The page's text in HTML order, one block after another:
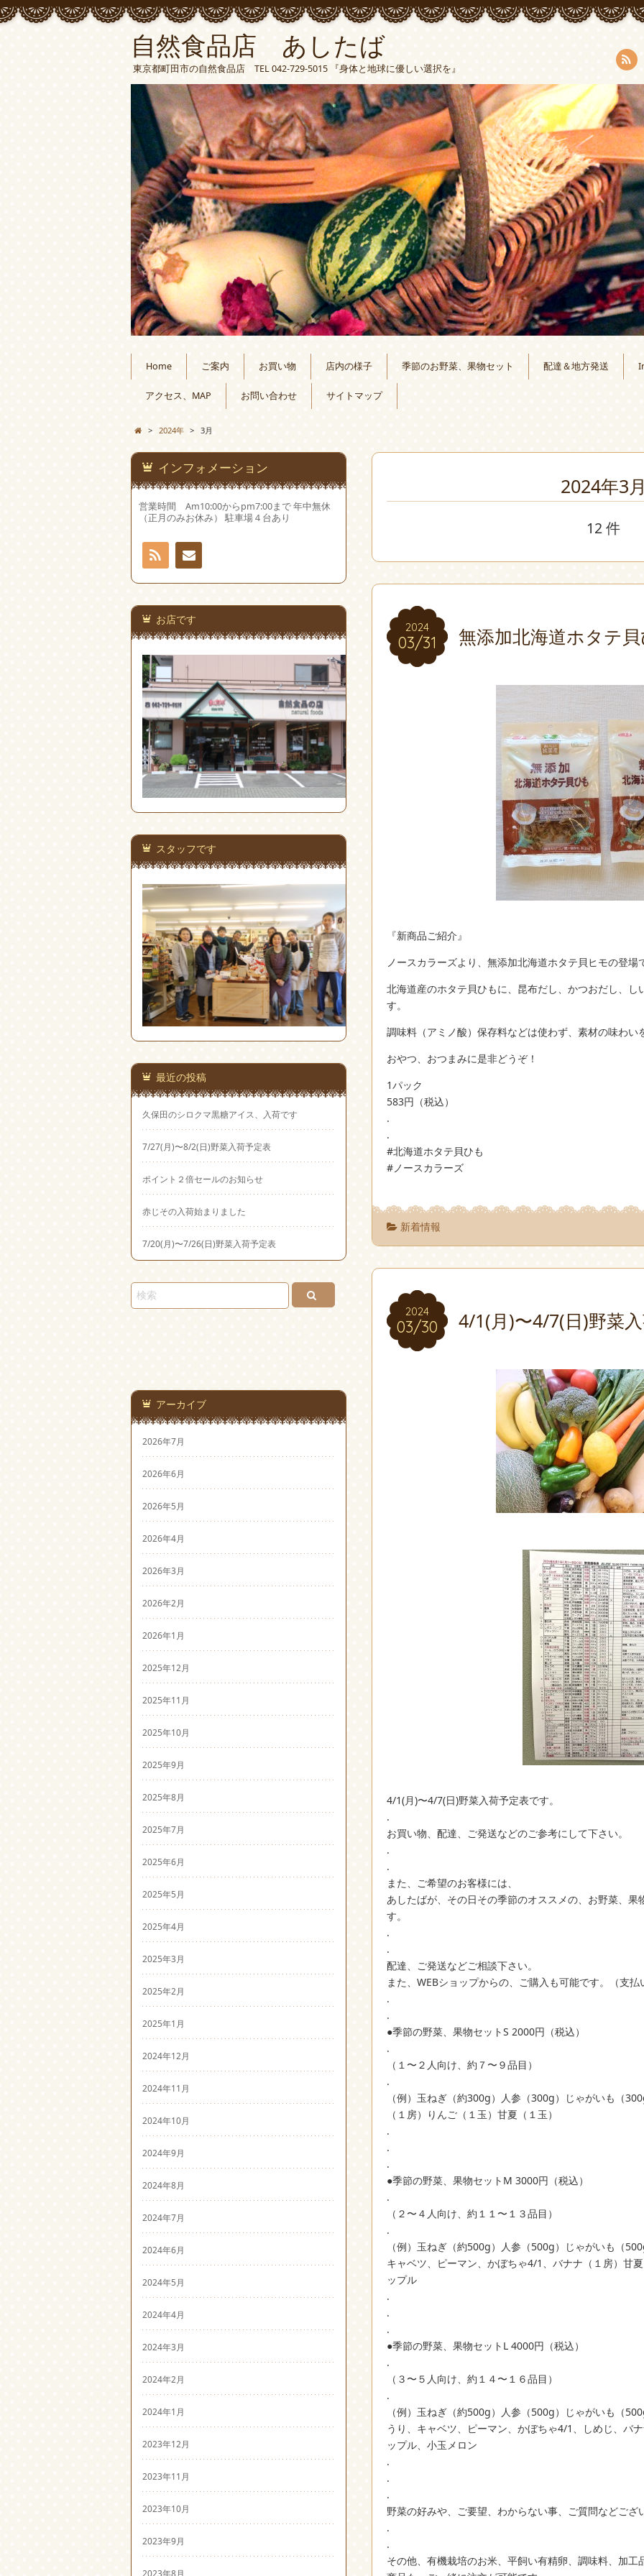
自然食品店 あしたば
東京都町田市の自然食品店 TEL 042-729-5015 『身体と地球に優しい選択を』
RSS
Home ご案内 お買い物 店内の様子 季節のお野菜、果物セット 配達＆地方発送
アクセス、MAP お問い合わせ サイトマップ
> 2024年 > 3月
2024年3
12 件
2024
03/31
2024
03/31 無添加北海道ホタテ
『新商品ご紹介』
ノースカラーズより、無添加北海道ホタテ貝ヒモの登場
北海道産のホタテ貝ひもに、昆布だし、かつおだし、
す。
調味料（アミノ酸）保存料などは使わず、素材の味わい
おやつ、おつまみに是非どうぞ！
1パック
583円（税込）
.
.
#北海道ホタテ貝ひも
#ノースカラーズ
新着情報
2024
03/30
2024
03/30 4/1(月)〜4/7(日)野菜
4/1(月)〜4/7(日)野菜入荷予定表です。
.
お買い物、配達、ご発送などのご参考にして下さい。
.
.
また、ご希望のお客様には、
あしたばが、その日その季節のオススメの、お野菜、
す。
.
.
配達、ご発送などご相談下さい。
また、WEBショップからの、ご購入も可能です。（支
.
.
●季節の野菜、果物セットS 2000円（税込）
.
（１〜２人向け、約７〜９品目）
.
（例）玉ねぎ（約300g）人参（300g）じゃがいも（
（１房）りんご（１玉）甘夏（１玉）
.
.
.
●季節の野菜、果物セットM 3000円（税込）
.
（２〜４人向け、約１１〜１３品目）
.
（例）玉ねぎ（約500g）人参（500g）じゃがいも（
キャベツ、ピーマン、かぼちゃ4/1、バナナ（１房）甘
ップル
.
.
.
●季節の野菜、果物セットL 4000円（税込）
.
（３〜５人向け、約１４〜１６品目）
.
（例）玉ねぎ（約500g）人参（500g）じゃがいも（
うり、キャベツ、ピーマン、かぼちゃ4/1、しめじ、バ
ップル、小玉メロン
.
.
.
野菜の好みや、ご要望、わからない事、ご質問などご
.
.
その他、有機栽培のお米、平飼い有精卵、調味料、加
インフォメーション
営業時間 Am10:00からpm7:00まで 年中無休
（正月のみお休み） 駐車場４台あり
お問
い合
わせ
お店です
スタッフです
最近の投稿
久保田のシロクマ黒糖アイス、入荷です
7/27(月)〜8/2(日)野菜入荷予定表
ポイント２倍セールのお知らせ
赤じその入荷始まりました
7/20(月)〜7/26(日)野菜入荷予定表
アーカイブ
2026年7月
2026年6月
2026年5月
2026年4月
2026年3月
2026年2月
2026年1月
2025年12月
2025年11月
2025年10月
2025年9月
2025年8月
2025年7月
2025年6月
2025年5月
2025年4月
2025年3月
2025年2月
2025年1月
2024年12月
2024年11月
2024年10月
2024年9月
2024年8月
2024年7月
2024年6月
2024年5月
2024年4月
2024年3月
2024年2月
2024年1月
2023年12月
2023年11月
2023年10月
2023年9月
2023年8月